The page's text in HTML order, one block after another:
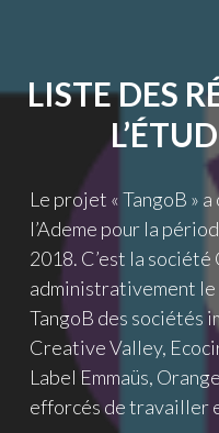
LISTE DES
Le projet « TangoB »
l’Ademe pour la
2018. C’est la
administrativement
TangoB des sociétés
Creative Valley,
Label Emmaüs,
efforcés de travailler